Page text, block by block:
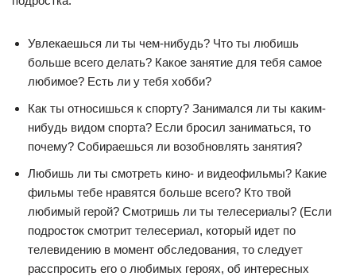
Увлекаешься ли ты чем-нибудь? Что ты любишь
больше всего делать? Какое занятие для тебя самое
любимое? Есть ли у тебя хобби?
Как ты относишься к спорту? Занимался ли ты каким-
нибудь видом спорта? Если бросил заниматься, то
почему? Собираешься ли возобновлять занятия?
Любишь ли ты смотреть кино- и видеофильмы? Какие
фильмы тебе нравятся больше всего? Кто твой
любимый герой? Смотришь ли ты телесериалы? (Если
подросток смотрит телесериал, который идет по
телевидению в момент обследования, то следует
расспросить его о любимых героях, об интересных